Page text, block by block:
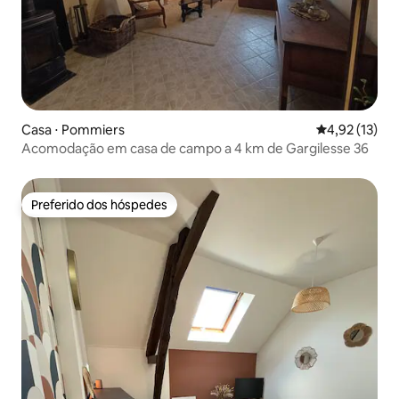
Casa ⋅ Pommiers 4,92 de uma
4,92 (13)
Acomodação em casa de campo a 4 km de Gargilesse 36
Preferido dos hóspedes
Preferido dos hóspedes